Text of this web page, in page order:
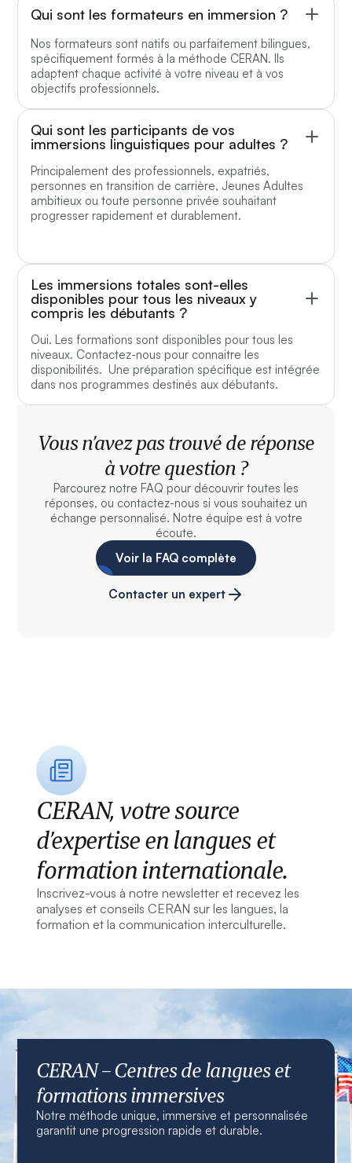
Qui sont les formateurs en immersion ?
Nos formateurs sont natifs ou parfaitement bilingues,
spécifiquement formés à la méthode CERAN. Ils
adaptent chaque activité à votre niveau et à vos
objectifs professionnels.
Qui sont les participants de vos
immersions linguistiques pour adultes ?
Principalement des professionnels, expatriés,
personnes en transition de carrière, Jeunes Adultes
ambitieux ou toute personne privée souhaitant
progresser rapidement et durablement.
Les immersions totales sont-elles
disponibles pour tous les niveaux y
compris les débutants ?
Oui. Les formations sont disponibles pour tous les
niveaux. Contactez-nous pour connaitre les
disponibilités. Une préparation spécifique est intégrée
dans nos programmes destinés aux débutants.
Vous n’avez pas trouvé de réponse
à votre question ?
Parcourez notre FAQ pour découvrir toutes les
réponses, ou contactez-nous si vous souhaitez un
échange personnalisé. Notre équipe est à votre
écoute.
Voir la FAQ complète
Contacter un expert
CERAN, votre source
d’expertise en langues et
formation internationale.
Inscrivez-vous à notre newsletter et recevez les
analyses et conseils CERAN sur les langues, la
formation et la communication interculturelle.
CERAN – Centres de langues et
formations immersives
Notre méthode unique, immersive et personnalisée
garantit une progression rapide et durable.